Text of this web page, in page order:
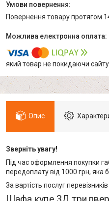
повернення товару протягом
який товар не покидаючи сайту.
Опис
Зверніть увагу!
Під час оформлення покупки
передоплату від 1000 грн,
За вартість послуг